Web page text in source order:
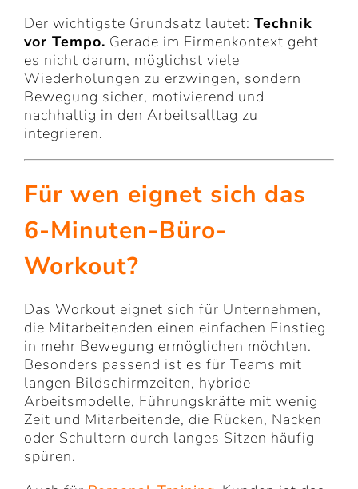
Der wichtigste Grundsatz lautet: Technik
vor Tempo. Gerade im Firmenkontext geht
es nicht darum, möglichst viele
Wiederholungen zu erzwingen, sondern
Bewegung sicher, motivierend und
nachhaltig in den Arbeitsalltag zu
integrieren.
Für wen eignet sich das
6-Minuten-Büro-
Workout?
Das Workout eignet sich für Unternehmen,
die Mitarbeitenden einen einfachen Einstieg
in mehr Bewegung ermöglichen möchten.
Besonders passend ist es für Teams mit
langen Bildschirmzeiten, hybride
Arbeitsmodelle, Führungskräfte mit wenig
Zeit und Mitarbeitende, die Rücken, Nacken
oder Schultern durch langes Sitzen häufig
spüren.